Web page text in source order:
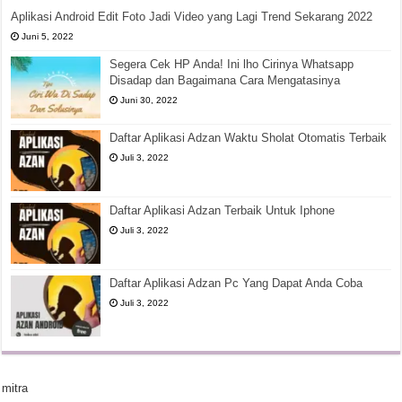
Aplikasi Android Edit Foto Jadi Video yang Lagi Trend Sekarang 2022
Juni 5, 2022
Segera Cek HP Anda! Ini lho Cirinya Whatsapp
Disadap dan Bagaimana Cara Mengatasinya
Juni 30, 2022
Daftar Aplikasi Adzan Waktu Sholat Otomatis Terbaik
Juli 3, 2022
Daftar Aplikasi Adzan Terbaik Untuk Iphone
Juli 3, 2022
Daftar Aplikasi Adzan Pc Yang Dapat Anda Coba
Juli 3, 2022
mitra